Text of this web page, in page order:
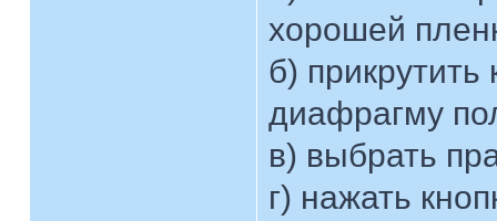
хорошей
б)
диафрагму
в) выбрать
г) нажать